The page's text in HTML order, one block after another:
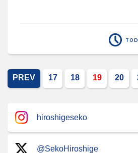
PREV 17 18 19 20
hiroshigeseko
@SekoHiroshige